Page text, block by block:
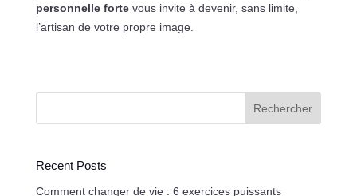
personnelle fortevous invite à devenir, sans limite,
l’artisan de votre propre image.
Rechercher
Recent Posts
Comment changer de vie : 6 exercices puissants